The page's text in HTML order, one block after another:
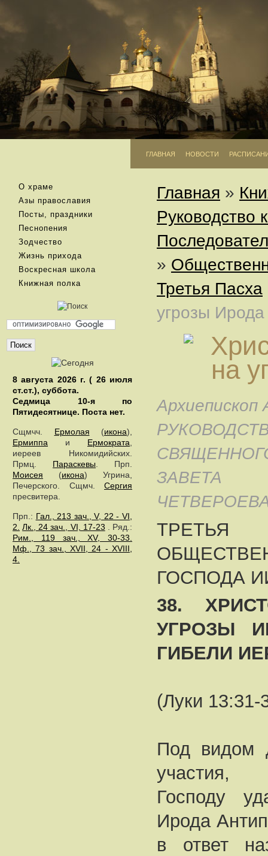
ГЛАВНАЯ НОВОСТИ
О храме
Азы православия
Посты, праздники
Песнопения
Зодчество
Жизнь прихода
Воскресная школа
Книжная полка
8 августа 2026 г. ( 26 июля
ст.ст.), суббота.
Седмица 10-я по
Пятидесятнице. Поста нет.
Сщмчч. Ермолая (икона),
Ермиппа и Ермократа
иереев Никомидийских.
Прмц. Параскевы . Прп.
Моисея (икона) Угрина,
Печерского. Сщмч. Сергия
пресвитера.
Прп.: Гал., 213 зач., V, 22 - VI,
2. Лк., 24 зач., VI, 17-23
. Ряд.:
Рим., 119 зач., XV, 30-33.
Мф., 73 зач., XVII, 24 - XVIII,
4.
Главная »
Руководство
»
Третья Пасха
угрозы Ирода
ЗАВЕТА
ГОСПОДА
38.
УГРОЗЫ
ГИБЕЛИ
(Луки
Под видом
участия,
Господу
Ирода
в ответ